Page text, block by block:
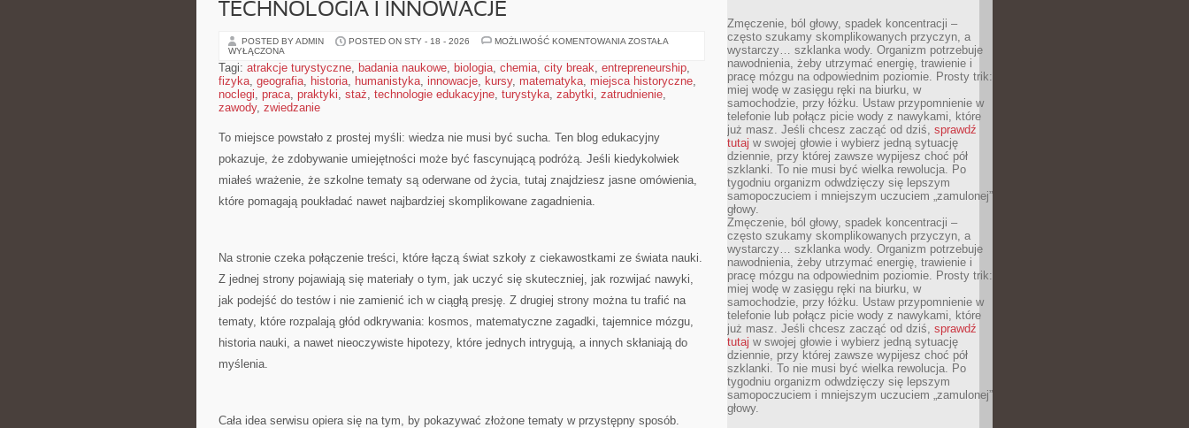
TECHNOLOGIA I INNOWACJE
POSTED BY ADMIN POSTED ON STY - 18 - 2026 MOŻLIWOŚĆ KOMENTOWANIA TECHNOLOGIA
ZOSTAŁA
WYŁĄCZONA
Tagi: atrakcje turystyczne, badania naukowe, biologia, chemia, city break, entrepreneurship,
fizyka, geografia, historia, humanistyka, innowacje, kursy, matematyka, miejsca historyczne,
noclegi, praca, praktyki, staż, technologie edukacyjne, turystyka, zabytki, zatrudnienie,
zawody, zwiedzanie
To miejsce powstało z prostej myśli: wiedza nie musi być sucha. Ten blog edukacyjny
pokazuje, że zdobywanie umiejętności może być fascynującą podróżą. Jeśli kiedykolwiek
miałeś wrażenie, że szkolne tematy są oderwane od życia, tutaj znajdziesz jasne omówienia,
które pomagają poukładać nawet najbardziej skomplikowane zagadnienia.
Na stronie czeka połączenie treści, które łączą świat szkoły z ciekawostkami ze świata nauki.
Z jednej strony pojawiają się materiały o tym, jak uczyć się skuteczniej, jak rozwijać nawyki,
jak podejść do testów i nie zamienić ich w ciągłą presję. Z drugiej strony można tu trafić na
tematy, które rozpalają głód odkrywania: kosmos, matematyczne zagadki, tajemnice mózgu,
historia nauki, a nawet nieoczywiste hipotezy, które jednych intrygują, a innych skłaniają do
myślenia.
Cała idea serwisu opiera się na tym, by pokazywać złożone tematy w przystępny sposób.
Zmęczenie, ból głowy, spadek koncentracji –
często szukamy skomplikowanych przyczyn, a
wystarczy… szklanka wody. Organizm potrzebuje
nawodnienia, żeby utrzymać energię, trawienie i
pracę mózgu na odpowiednim poziomie. Prosty trik:
miej wodę w zasięgu ręki na biurku, w
samochodzie, przy łóżku. Ustaw przypomnienie w
telefonie lub połącz picie wody z nawykami, które
już masz. Jeśli chcesz zacząć od dziś, sprawdź
tutaj w swojej głowie i wybierz jedną sytuację
dziennie, przy której zawsze wypijesz choć pół
szklanki. To nie musi być wielka rewolucja. Po
tygodniu organizm odwdzięczy się lepszym
samopoczuciem i mniejszym uczuciem „zamulonej”
głowy.
Zmęczenie, ból głowy, spadek koncentracji –
często szukamy skomplikowanych przyczyn, a
wystarczy… szklanka wody. Organizm potrzebuje
nawodnienia, żeby utrzymać energię, trawienie i
pracę mózgu na odpowiednim poziomie. Prosty trik:
miej wodę w zasięgu ręki na biurku, w
samochodzie, przy łóżku. Ustaw przypomnienie w
telefonie lub połącz picie wody z nawykami, które
już masz. Jeśli chcesz zacząć od dziś, sprawdź
tutaj w swojej głowie i wybierz jedną sytuację
dziennie, przy której zawsze wypijesz choć pół
szklanki. To nie musi być wielka rewolucja. Po
tygodniu organizm odwdzięczy się lepszym
samopoczuciem i mniejszym uczuciem „zamulonej”
głowy.